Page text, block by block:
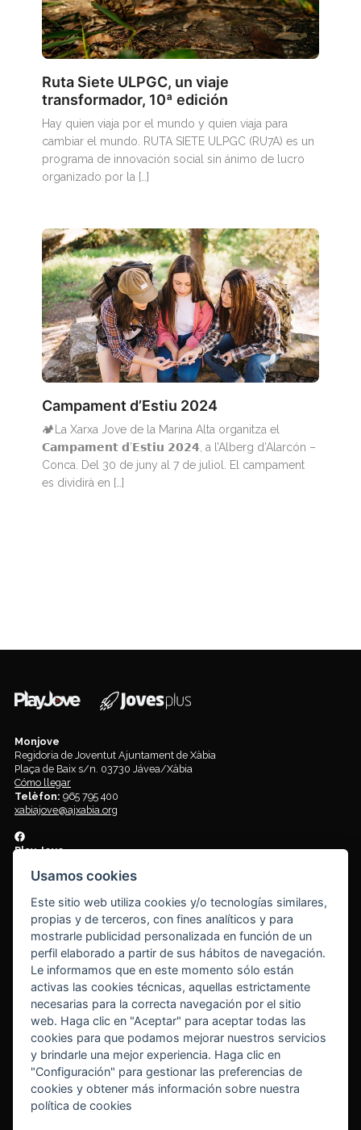
Ruta Siete ULPGC, un viaje
transformador, 10ª edición
Hay quien viaja por el mundo y quien viaja para
cambiar el mundo. RUTA SIETE ULPGC (RU7A) es un
programa de innovación social sin ánimo de lucro
organizado por la […]
Campament d’Estiu 2024
🏕️La Xarxa Jove de la Marina Alta organitza el
𝗖𝗮𝗺𝗽𝗮𝗺𝗲𝗻𝘁 𝗱’𝗘𝘀𝘁𝗶𝘂 𝟮𝟬𝟮𝟰, a l’Alberg d’Alarcón –
Conca. Del 30 de juny al 7 de juliol. El campament
es dividirà en […]
Monjove
Regidoria de Joventut Ajuntament de Xàbia
Plaça de Baix s/n. 03730 Jávea/Xàbia
Cómo llegar
Telèfon: 965 795 400
xabiajove@ajxabia.org
Play Jove
encuentro y diversión
Cómo llegar
Joves Plus
Espai per a joves entre 18 a 30 anys
Plaça de Baix s/n. 03730 Jávea/Xàbia
Cómo llegar
Tornar al inici
© Ajuntament de Xàbia
Aviso legal|Política de cookies(Cambiar tu consentimiento
Información protección de datos
Usamos cookies
Este sitio web utiliza cookies y/o tecnologías similares,
propias y de terceros, con fines analíticos y para
mostrarle publicidad personalizada en función de un
perfil elaborado a partir de sus hábitos de navegación.
Le informamos que en este momento sólo están
activas las cookies técnicas, aquellas estrictamente
necesarias para la correcta navegación por el sitio
web. Haga clic en "Aceptar" para aceptar todas las
cookies para que podamos mejorar nuestros servicios
y brindarle una mejor experiencia. Haga clic en
"Configuración" para gestionar las preferencias de
cookies y obtener más información sobre nuestra
política de cookies